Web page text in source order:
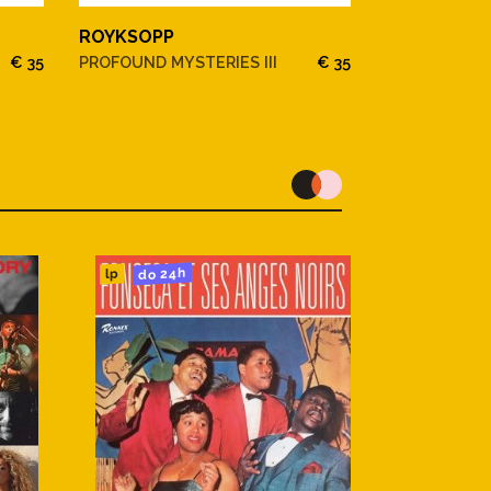
€ 35
ROYKSOPP
PROFOUND MYSTERIES III € 35
lp do 24h